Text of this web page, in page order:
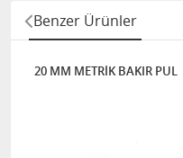
Benzer Ürünler
20 MM METRİK BAKIR PUL